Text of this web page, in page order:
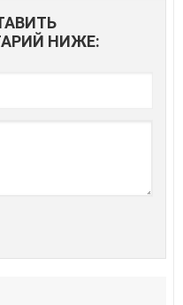
НИЖЕ: